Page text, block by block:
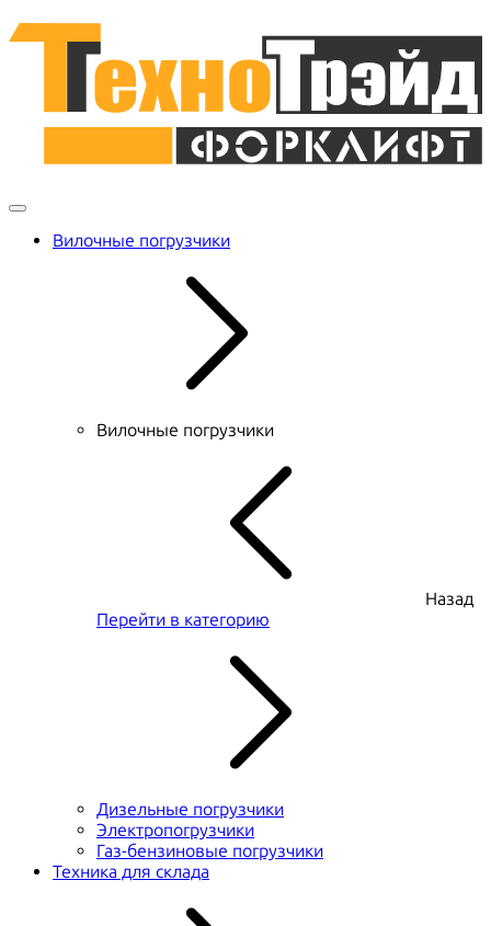
Вилочные погрузчики
Вилочные погрузчики
Назад
Перейти в категорию
Дизельные погрузчики
Электропогрузчики
Газ-бензиновые погрузчики
Техника для склада